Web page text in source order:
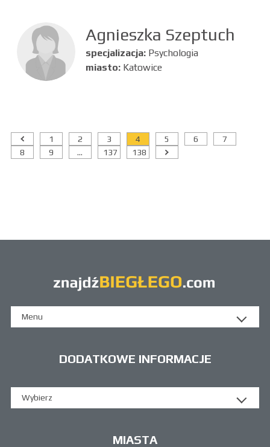
Agnieszka Szeptuch
specjalizacja: Psychologia
miasto: Katowice
1 2 3 4 5 6
7
8
9 ... 137 138
Menu
DODATKOWE INFORMACJE
Wybierz
MIASTA